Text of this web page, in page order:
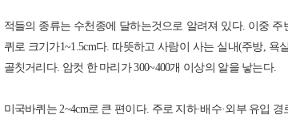
적들의 종류는 수천종에 달하는것으로 알려져 있다. 이중
퀴로 크기가1~1.5cm다. 따뜻하고 사람이 사는 실내(주방,
골칫거리다. 암컷 한 마리가 300~400개 이상의 알을 낳는다.
미국바퀴는 2~4cm로 큰 편이다. 주로 지하·배수·외부 유입